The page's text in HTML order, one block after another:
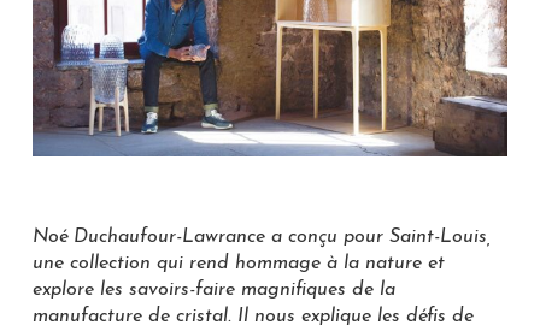
Noé Duchaufour-Lawrance a conçu pour Saint-Louis,
une collection qui rend hommage à la nature et
explore les savoirs-faire magnifiques de la
manufacture de cristal. Il nous explique les défis de